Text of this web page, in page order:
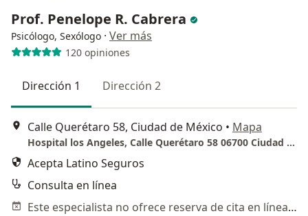
Prof. Penelope R. Cabrera
Psicólogo, Sexólogo · Ver más
120 opiniones
Dirección 1 Dirección 2
Calle Querétaro 58, Ciudad de México • Mapa
Hospital los Angeles, Calle Querétaro 58 06700 Ciudad de México
Acepta Latino Seguros
Consulta en línea
Este especialista no ofrece reserva de cita en línea en esta dirección.